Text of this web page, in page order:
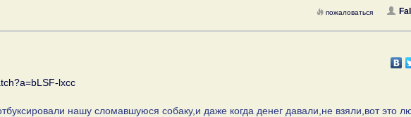
пожаловаться
lxcc
нашу сломавшуюся собаку,и даже когда денег давали,не взяли,вот это